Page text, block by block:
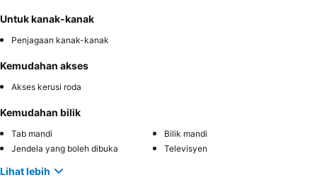
Untuk kanak-kanak
Penjagaan kanak-kanak
Kemudahan akses
Akses kerusi roda
Kemudahan bilik
Tab mandi
Bilik mandi
Jendela yang boleh dibuka
Televisyen
Lihat lebih